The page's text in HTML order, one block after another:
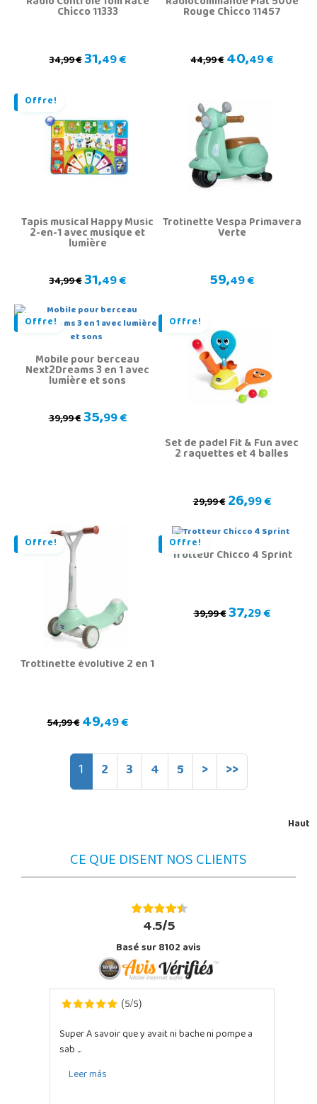
Chicco 11333
34,99 €31,49 €
Rouge Chicco 11457
44,99 €40,49 €
Offre!
Tapis musical Happy Music
2-en-1 avec musique et
lumière
34,99 €31,49 €
Trotinette Vespa Primavera
Verte
59,49 €
Offre!
Mobile pour berceau
Next2Dreams 3 en 1 avec
lumière et sons
39,99 €35,99 €
Offre!
Set de padel Fit & Fun avec
2 raquettes et 4 balles
29,99 €26,99 €
Offre!
Trottinette évolutive 2 en 1
54,99 €49,49 €
Offre!
Trotteur Chicco 4 Sprint
39,99 €37,29 €
1 2 3 4 5 > >>
Haut
CE QUE DISENT NOS CLIENTS
4.5/5
Basé sur 8102 avis
(5/5)
Super A savoir que y avait ni bache ni pompe a
sab ...
Leer más